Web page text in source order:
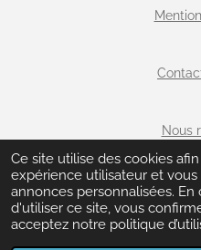
Ce site utilise des cookies
expérience utilisateur et
annonces personnalisées. En
d'utiliser ce site, vous
acceptez notre politique
Nous
Plan
© 2024 - 2026 aufildutemps-